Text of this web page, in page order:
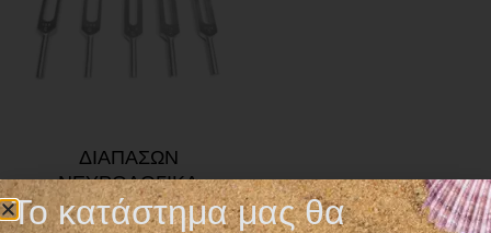
ΔΙΑΠΑΣΩΝ
ΝΕΥΡΟΛΟΓΙΚΑ
19,50€
Το κατάστημα μας θα